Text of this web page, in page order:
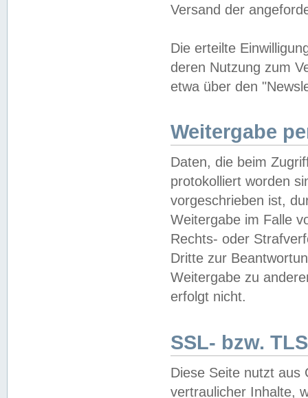
Versand der
Die erteilte
deren Nutzung zum
etwa über den
Weitergabe
Daten, die beim
protokolliert worden
vorgeschrieben ist,
Weitergabe im Falle
Rechts- oder
Dritte zur
Weitergabe zu
erfolgt nicht.
SSL- bzw.
Diese Seite nutzt aus
vertraulicher Inhalte,